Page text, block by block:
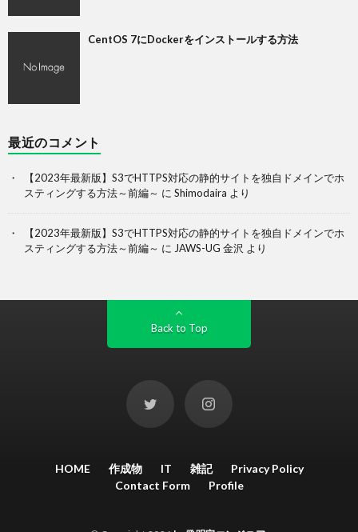
CentOS 7にDockerをインストールする方法
最近のコメント
【2023年最新版】S3でHTTPS対応の静的サイトを独自ドメインでホ
スティングする方法～前編～ に Shimodaira より
【2023年最新版】S3でHTTPS対応の静的サイトを独自ドメインでホ
スティングする方法～前編～ に JAWS-UG 金沢 より
Back to Top
HOME 作成物 IT 雑記
Privacy Policy
Contact Form
Profile